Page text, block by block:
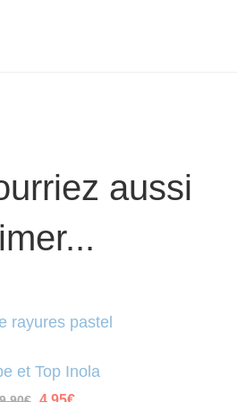
aussi
et Top Inola
Le
Le